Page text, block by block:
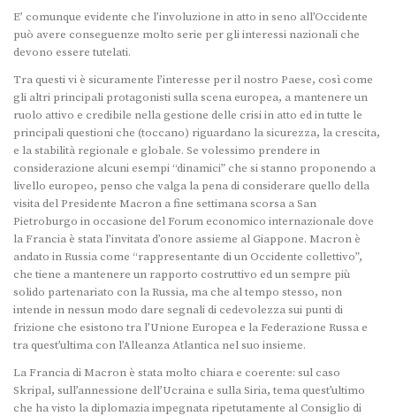
E’ comunque evidente che l’involuzione in atto in seno all’Occidente
può avere conseguenze molto serie per gli interessi nazionali che
devono essere tutelati.
Tra questi vi è sicuramente l’interesse per il nostro Paese, così come
gli altri principali protagonisti sulla scena europea, a mantenere un
ruolo attivo e credibile nella gestione delle crisi in atto ed in tutte le
principali questioni che (toccano) riguardano la sicurezza, la crescita,
e la stabilità regionale e globale. Se volessimo prendere in
considerazione alcuni esempi “dinamici” che si stanno proponendo a
livello europeo, penso che valga la pena di considerare quello della
visita del Presidente Macron a fine settimana scorsa a San
Pietroburgo in occasione del Forum economico internazionale dove
la Francia è stata l’invitata d’onore assieme al Giappone. Macron è
andato in Russia come “rappresentante di un Occidente collettivo”,
che tiene a mantenere un rapporto costruttivo ed un sempre più
solido partenariato con la Russia, ma che al tempo stesso, non
intende in nessun modo dare segnali di cedevolezza sui punti di
frizione che esistono tra l’Unione Europea e la Federazione Russa e
tra quest’ultima con l’Alleanza Atlantica nel suo insieme.
La Francia di Macron è stata molto chiara e coerente: sul caso
Skripal, sull’annessione dell’Ucraina e sulla Siria, tema quest’ultimo
che ha visto la diplomazia impegnata ripetutamente al Consiglio di